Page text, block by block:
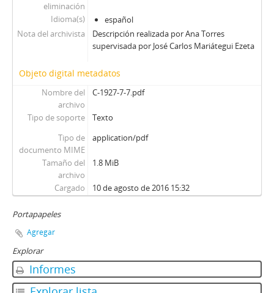
eliminación
Idioma(s)
español
Nota del archivista
Descripción realizada por Ana Torres
supervisada por José Carlos Mariátegui Ezeta
Objeto digital metadatos
Nombre del
archivo
C-1927-7-7.pdf
Tipo de soporte
Texto
Tipo de
documento MIME
application/pdf
Tamaño del
archivo
1.8 MiB
Cargado 10 de agosto de 2016 15:32
Portapapeles
Agregar
Explorar
Informes